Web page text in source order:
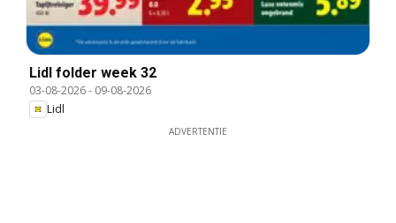
Lidl folder week 32
03-08-2026- 09-08-2026
Lidl
ADVERTENTIE